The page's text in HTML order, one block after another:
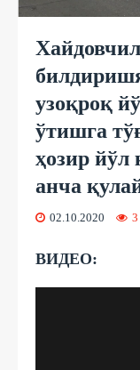
узоқроқ
ўтишга
ҳозир йўл
анча
02.10.2020 3
ВИДЕО: